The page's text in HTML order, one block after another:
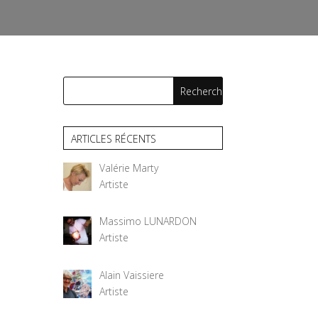
ARTICLES RÉCENTS
Valérie Marty
Artiste
Massimo LUNARDON
Artiste
Alain Vaissiere
Artiste